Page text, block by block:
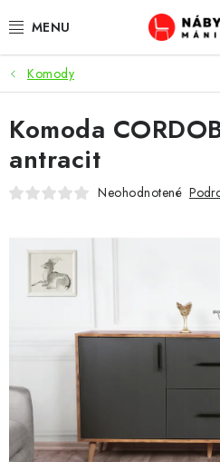
na
VÝPREDAJ
NOVINKY
OBÝVACIA IZBA
SPÁĽŇA
PRACOVŇA / KANCELÁRIA
KÚPEĽŇA
DETSKÉ A ŠTUDENTSKÉ
Komody
Komoda
antracit
Neohodnotené